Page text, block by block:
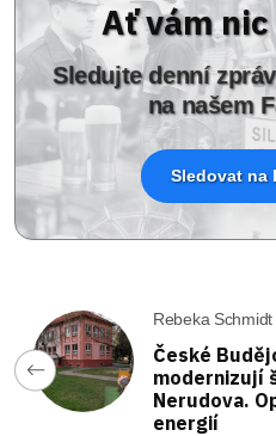
Ať vám
Sledujte denní
na našem
Sledovat na
Rebeka Schmidt
České
modernizují
Nerudova.
energií